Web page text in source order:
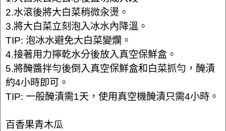
2.水滾後將大白菜稍微汆燙。
3.將大白菜立刻泡入冰水內降溫。
TIP: 泡冰水避免大白菜變爛。
4.接著用力擰乾水分後放入真空保鮮盒。
5.將醃醬拌勻後倒入真空保鮮盒和白菜抓勻，醃漬
約4小時即可。
TIP: 一般醃漬需1天，使用真空機醃漬只需4小時。
百香果青木瓜